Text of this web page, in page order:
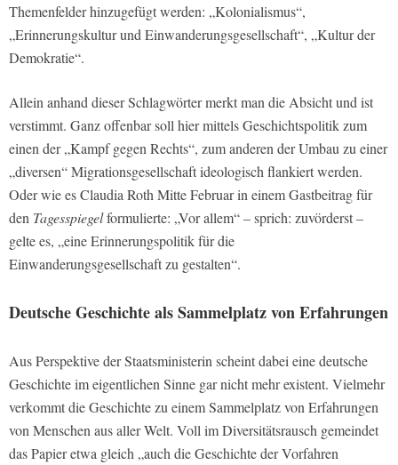
Themenfelder hinzugefügt werden: „Kolonialismus“,
„Erinnerungskultur und Einwanderungsgesellschaft“, „Kultur der
Demokratie“.
Allein anhand dieser Schlagwörter merkt man die Absicht und ist
verstimmt. Ganz offenbar soll hier mittels Geschichtspolitik zum
einen der „Kampf gegen Rechts“, zum anderen der Umbau zu einer
„diversen“ Migrationsgesellschaft ideologisch flankiert werden.
Oder wie es Claudia Roth Mitte Februar in einem Gastbeitrag für
den Tagesspiegelformulierte: „Vor allem“ – sprich: zuvörderst –
gelte es, „eine Erinnerungspolitik für die
Einwanderungsgesellschaft zu gestalten“.
Deutsche Geschichte als Sammelplatz von Erfahrungen
Aus Perspektive der Staatsministerin scheint dabei eine deutsche
Geschichte im eigentlichen Sinne gar nicht mehr existent. Vielmehr
verkommt die Geschichte zu einem Sammelplatz von Erfahrungen
von Menschen aus aller Welt. Voll im Diversitätsrausch gemeindet
das Papier etwa gleich „auch die Geschichte der Vorfahren